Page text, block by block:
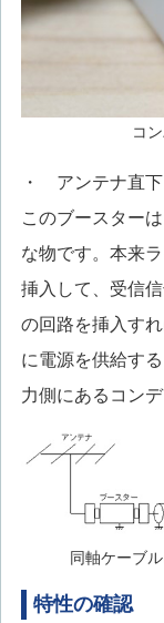
コ
・ アンテナ直
このブースター
な物です。本来
挿入して、受信
の回路を挿入す
に電源を供給す
力側にあるコン
同軸ケーブ
特性の確認